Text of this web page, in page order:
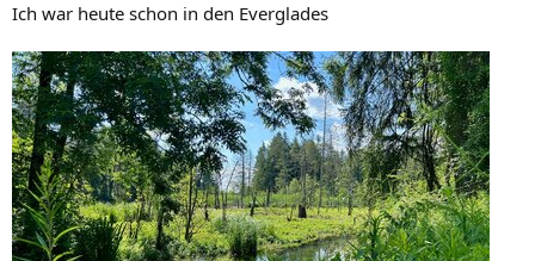
Ich war heute schon in den Everglades